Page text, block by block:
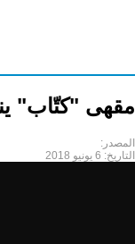
مقهى "كتّاب"
المصدر:
التاريخ: 6 يونيو 2018